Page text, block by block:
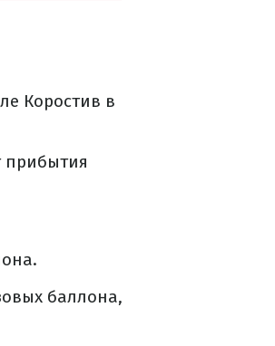
Коростив в
прибытия
баллона,